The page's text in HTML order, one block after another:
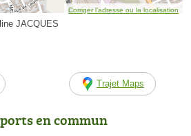
Corriger l’adresse ou la localisation
JACQUES
Trajet Maps
en commun